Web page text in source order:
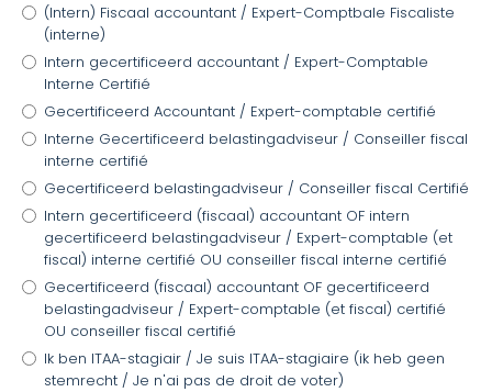
(Intern) Fiscaal accountant / Expert-Comptbale Fiscaliste
(interne)
Intern gecertificeerd accountant / Expert-Comptable
Interne Certifié
Gecertificeerd Accountant / Expert-comptable certifié
Interne Gecertificeerd belastingadviseur / Conseiller fiscal
interne certifié
Gecertificeerd belastingadviseur / Conseiller fiscal Certifié
Intern gecertificeerd (fiscaal) accountant OF intern
gecertificeerd belastingadviseur / Expert-comptable (et
fiscal) interne certifié OU conseiller fiscal interne certifié
Gecertificeerd (fiscaal) accountant OF gecertificeerd
belastingadviseur / Expert-comptable (et fiscal) certifié
OU conseiller fiscal certifié
Ik ben ITAA-stagiair / Je suis ITAA-stagiaire (ik heb geen
stemrecht / Je n'ai pas de droit de voter)